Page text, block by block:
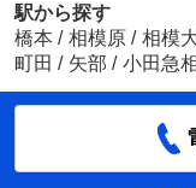
駅から探す
橋本 / 相模原 / 相模
町田 / 矢部 / 小田急